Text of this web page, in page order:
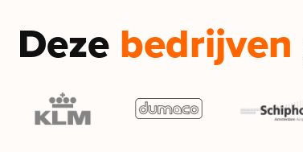
Deze bedrijven